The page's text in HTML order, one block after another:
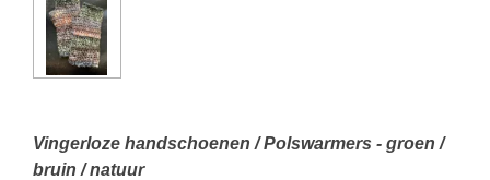
Vingerloze handschoenen / Polswarmers - groen /
bruin / natuur